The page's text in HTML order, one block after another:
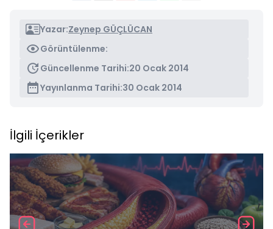
Yazar:Zeynep GÜÇLÜCAN
Görüntülenme:
Güncellenme Tarihi:20 Ocak 2014
Yayınlanma Tarihi:30 Ocak 2014
İlgili İçerikler